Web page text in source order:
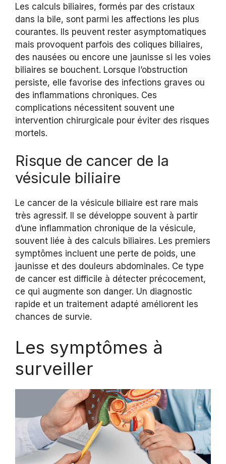
Les calculs biliaires, formés par des cristaux
dans la bile, sont parmi les affections les plus
courantes. Ils peuvent rester asymptomatiques
mais provoquent parfois des coliques biliaires,
des nausées ou encore une jaunisse si les voies
biliaires se bouchent. Lorsque l’obstruction
persiste, elle favorise des infections graves ou
des inflammations chroniques. Ces
complications nécessitent souvent une
intervention chirurgicale pour éviter des risques
mortels.
Risque de cancer de la
vésicule biliaire
Le cancer de la vésicule biliaire est rare mais
très agressif. Il se développe souvent à partir
d’une inflammation chronique de la vésicule,
souvent liée à des calculs biliaires. Les premiers
symptômes incluent une perte de poids, une
jaunisse et des douleurs abdominales. Ce type
de cancer est difficile à détecter précocement,
ce qui augmente son danger. Un diagnostic
rapide et un traitement adapté améliorent les
chances de survie.
Les symptômes à
surveiller